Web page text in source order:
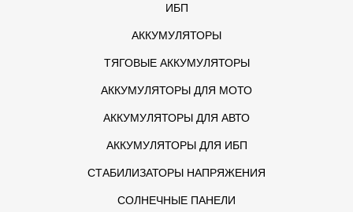
ИБП
АККУМУЛЯТОРЫ
ТЯГОВЫЕ АККУМУЛЯТОРЫ
АККУМУЛЯТОРЫ ДЛЯ МОТО
АККУМУЛЯТОРЫ ДЛЯ АВТО
АККУМУЛЯТОРЫ ДЛЯ ИБП
СТАБИЛИЗАТОРЫ НАПРЯЖЕНИЯ
СОЛНЕЧНЫЕ ПАНЕЛИ